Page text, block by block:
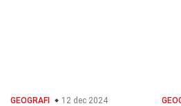
GEOGRAFI 12 dec 2024